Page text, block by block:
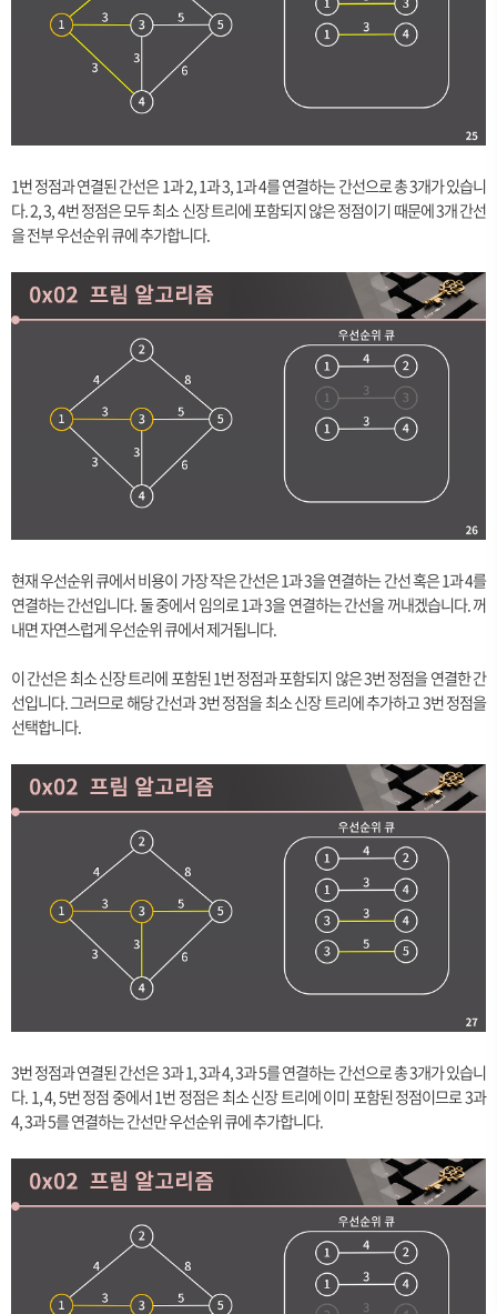
1번 정점과 연결된 간선은 1과 2, 1과 3, 1과 4를 연결하는 간선으로 총 3개가 있습니
다. 2, 3, 4번 정점은 모두 최소 신장 트리에 포함되지 않은 정점이기 때문에 3개 간선
을 전부 우선순위 큐에 추가합니다.
현재 우선순위 큐에서 비용이 가장 작은 간선은 1과 3을 연결하는 간선 혹은 1과 4를
연결하는 간선입니다. 둘 중에서 임의로 1과 3을 연결하는 간선을 꺼내겠습니다. 꺼
내면 자연스럽게 우선순위 큐에서 제거됩니다.
이 간선은 최소 신장 트리에 포함된 1번 정점과 포함되지 않은 3번 정점을 연결한 간
선입니다. 그러므로 해당 간선과 3번 정점을 최소 신장 트리에 추가하고 3번 정점을
선택합니다.
3번 정점과 연결된 간선은 3과 1, 3과 4, 3과 5를 연결하는 간선으로 총 3개가 있습니
다. 1, 4, 5번 정점 중에서 1번 정점은 최소 신장 트리에 이미 포함된 정점이므로 3과
4, 3과 5를 연결하는 간선만 우선순위 큐에 추가합니다.